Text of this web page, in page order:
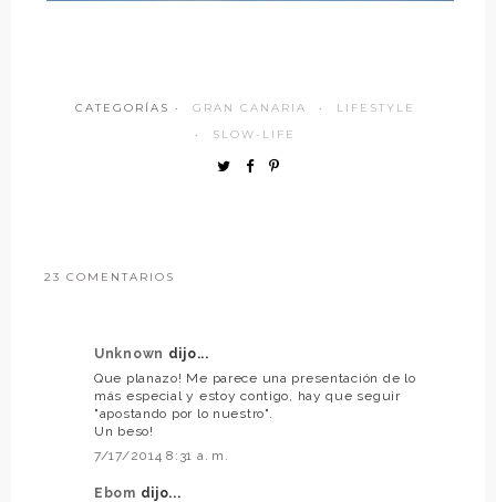
CATEGORÍAS · GRAN CANARIA ·
LIFESTYLE
·
SLOW-LIFE
23 COMENTARIOS
Unknown dijo...
Que planazo! Me parece una presentación de lo
más especial y estoy contigo, hay que seguir
"apostando por lo nuestro".
Un beso!
7/17/2014 8:31 a. m.
Ebom dijo...